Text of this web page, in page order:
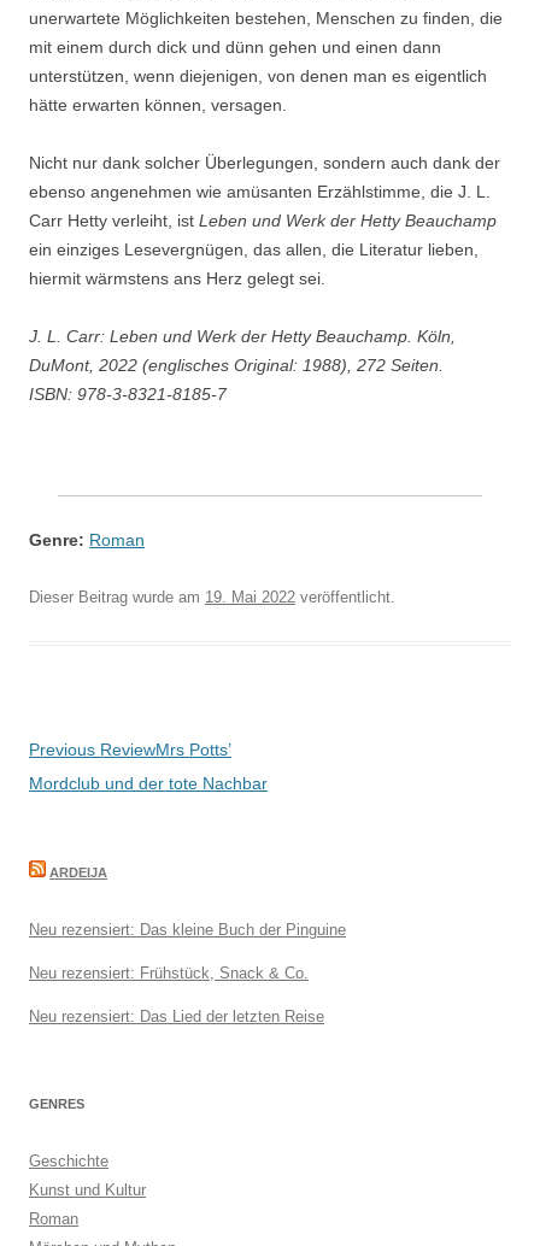
unerwartete Möglichkeiten bestehen, Menschen zu finden, die
mit einem durch dick und dünn gehen und einen dann
unterstützen, wenn diejenigen, von denen man es eigentlich
hätte erwarten können, versagen.
Nicht nur dank solcher Überlegungen, sondern auch dank der
ebenso angenehmen wie amüsanten Erzählstimme, die J. L.
Carr Hetty verleiht, ist Leben und Werk der Hetty Beauchamp
ein einziges Lesevergnügen, das allen, die Literatur lieben,
hiermit wärmstens ans Herz gelegt sei.
J. L. Carr: Leben und Werk der Hetty Beauchamp. Köln,
DuMont, 2022 (englisches Original: 1988), 272 Seiten.
ISBN: 978-3-8321-8185-7
Genre: Roman
Dieser Beitrag wurde am 19. Mai 2022 veröffentlicht.
Beitragsnavigation
Previous ReviewMrs Potts’
Mordclub und der tote Nachbar
ARDEIJA
Neu rezensiert: Das kleine Buch der Pinguine
Neu rezensiert: Frühstück, Snack & Co.
Neu rezensiert: Das Lied der letzten Reise
GENRES
Geschichte
Kunst und Kultur
Roman